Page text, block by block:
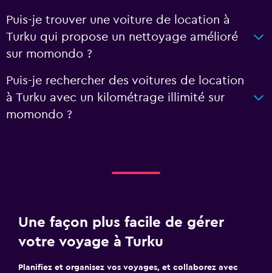
Puis-je trouver une voiture de location à
Turku qui propose un nettoyage amélioré
sur momondo ?
Puis-je rechercher des voitures de location
à Turku avec un kilométrage illimité sur
momondo ?
Une façon plus facile de gérer
votre voyage à Turku
Planifiez et organisez vos voyages, et collaborez avec